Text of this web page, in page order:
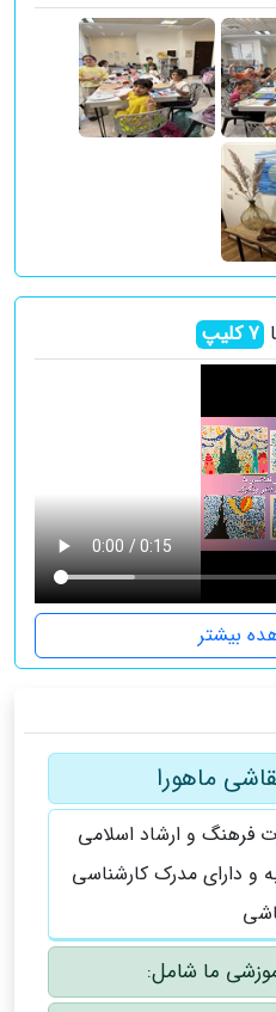
7کلیپ
بیشتر
ماهورا
فرهنگ و ارشاد اسلامی
و دارای مدرک کارشناسی
ما شامل: